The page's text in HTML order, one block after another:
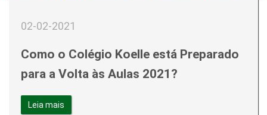
02-02-2021
Como o Colégio Koelle está Preparado
para a Volta às Aulas 2021?
Leia mais